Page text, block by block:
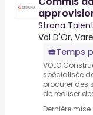
impartition
Strana
Val D'Or,
Temps
VOLO
spécialisée
procurer des
de réaliser
Dernière